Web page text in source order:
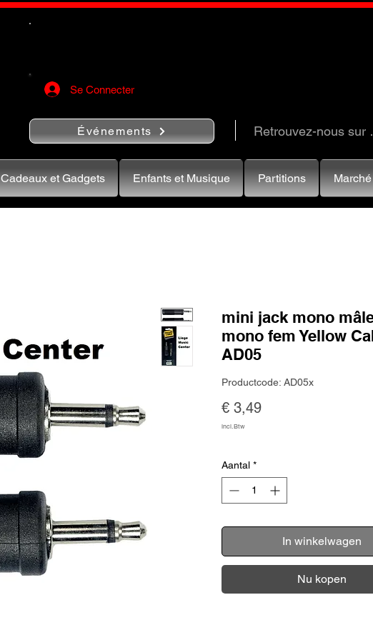
Se Connecter
Événements Retrouvez-nous sur
mini jack mono
mono fem Yellow
AD05
Productcode: AD05x
€ 3,49Prijs
incl.Btw
Aantal *
In winkelwagen
Nu kopen
Cadeaux et Gadgets Enfants et Musique Partitions